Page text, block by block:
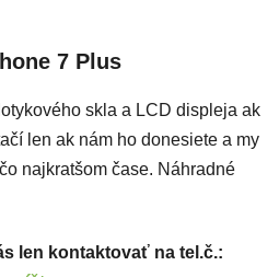
7 Plus
skla a LCD displeja ak
len ak nám ho donesiete a my
najkratšom čase. Náhradné
len kontaktovať na tel.č.: